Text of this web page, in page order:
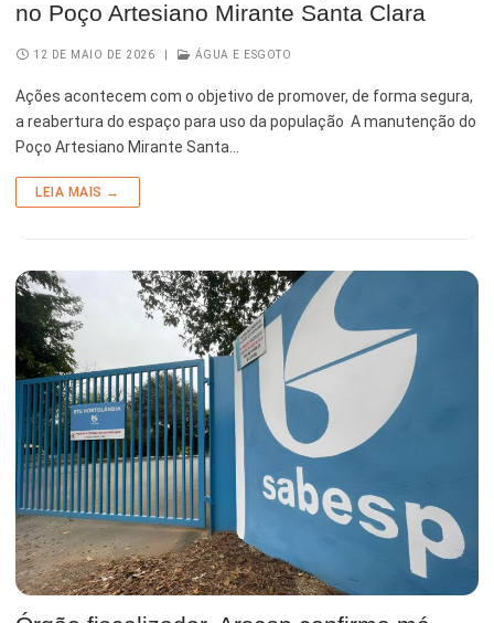
no Poço Artesiano Mirante Santa Clara
12 DE MAIO DE 2026 ÁGUA E ESGOTO
Ações acontecem com o objetivo de promover, de forma segura,
a reabertura do espaço para uso da população A manutenção do
Poço Artesiano Mirante Santa…
LEIA MAIS →